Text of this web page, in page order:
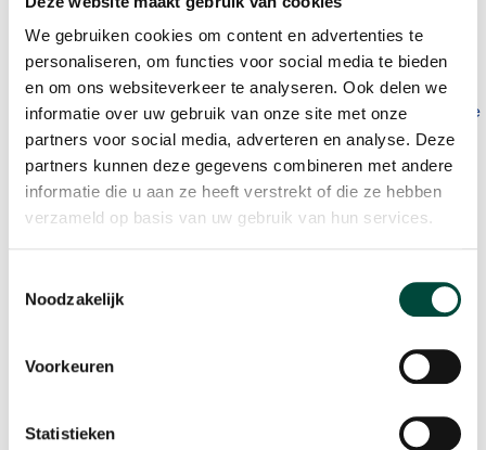
We gebruiken cookies om content en advertenties te
personaliseren, om functies voor social media te bieden
en om ons websiteverkeer te analyseren. Ook delen we
informatie over uw gebruik van onze site met onze
partners voor social media, adverteren en analyse. Deze
partners kunnen deze gegevens combineren met andere
informatie die u aan ze heeft verstrekt of die ze hebben
verzameld op basis van uw gebruik van hun services.
Noodzakelijk
Voorkeuren
Statistieken
Wat doe ik bij Bewegen Werkt?
Ik ben begonnen als Health Check medewerker en
daarnaast ben ik nu ook medewerker kwaliteit en
onderzoek. Ik ondersteun mijn collega’s bij verschillende
taken zoals bijvoorbeeld het maken van vragenlijsten
en het opstellen van rapportages.